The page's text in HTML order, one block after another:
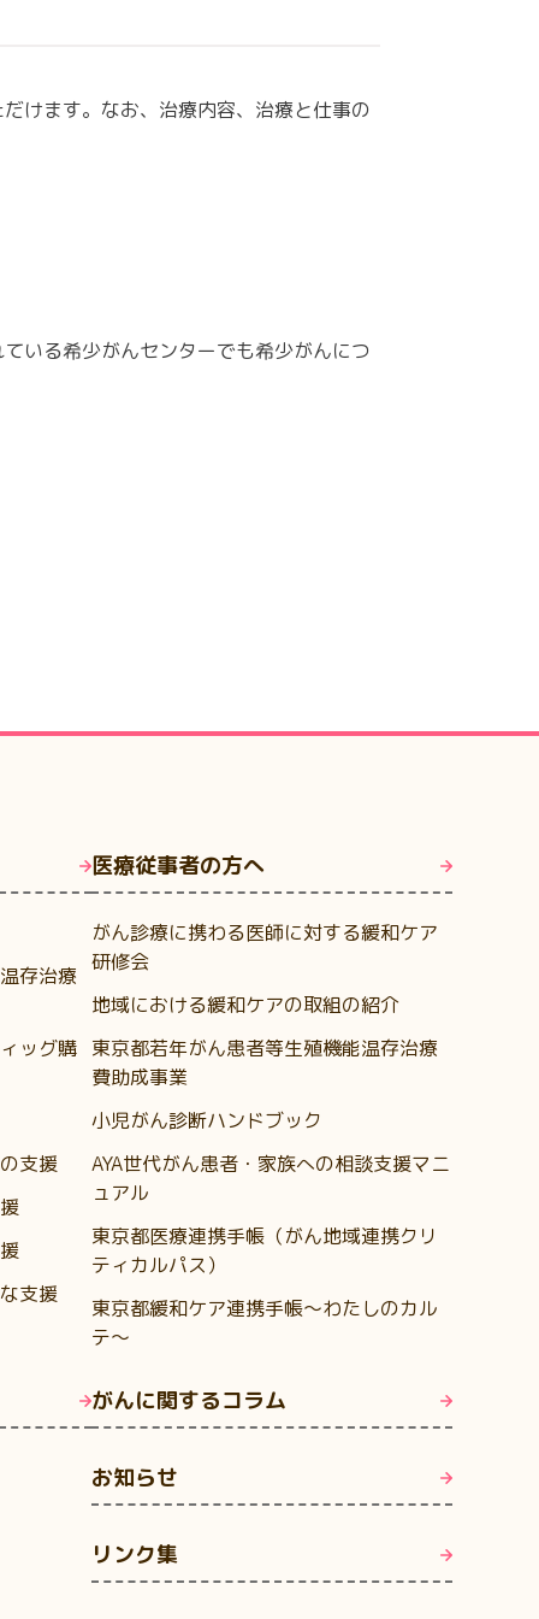
けます。なお、治療内容、治療と仕事の
いる希少がんセンターでも希少がんにつ
存治療
ッグ購
支援
支援
医療従事者の方へ
がん診療に携わる医師に対する緩和ケア
研修会
地域における緩和ケアの取組の紹介
東京都若年がん患者等生殖機能温存治療
費助成事業
小児がん診断ハンドブック
AYA世代がん患者・家族への相談支援マニ
ュアル
東京都医療連携手帳（がん地域連携クリ
ティカルパス）
東京都緩和ケア連携手帳～わたしのカル
テ～
がんに関するコラム
お知らせ
リンク集